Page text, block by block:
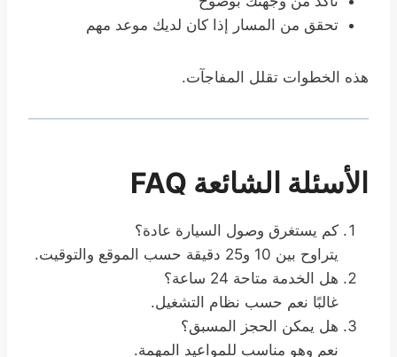
تحقق من المسار إذا كان لديك موعد مهم
هذه الخطوات تقلل المفاجآت.
الأسئلة الشائعة FAQ
كم يستغرق وصول السيارة عادة؟
يتراوح بين 10 و25 دقيقة حسب الموقع والتوقيت.
هل الخدمة متاحة 24 ساعة؟
غالبًا نعم حسب نظام التشغيل.
هل يمكن الحجز المسبق؟
نعم وهو مناسب للمواعيد المهمة.